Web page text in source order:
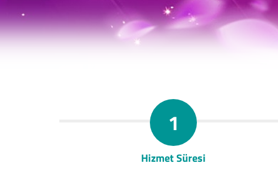
1
Hizmet Süresi